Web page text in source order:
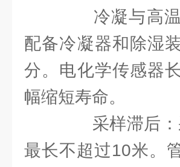
冷凝与高温
配备冷凝器和除湿
分。电化学传感器
幅缩短寿命。
采样滞后：
最长不超过10米。